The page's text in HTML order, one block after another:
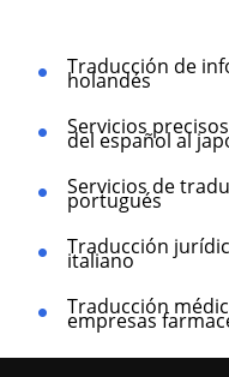
Traducción de
holandés
Servicios
del español al
Servicios de
portugués
Traducción
italiano
Traducción
empresas